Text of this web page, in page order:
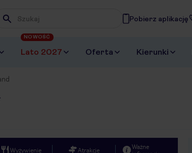
Wpisz frazę, której szukasz
Pobierz aplikację
Lato 2027
NOWOŚĆ
Oferta Kierunki
Wyżywienie Atrakcje
Ważne